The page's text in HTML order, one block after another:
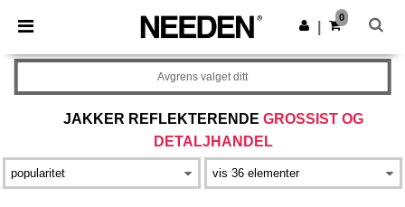
× Needen-app
Bedre priser i appen!
Last ned app
0
JAKKER REFLEKTERENDE GROSSIST OG
DETALJHANDEL
Avgrens valget ditt